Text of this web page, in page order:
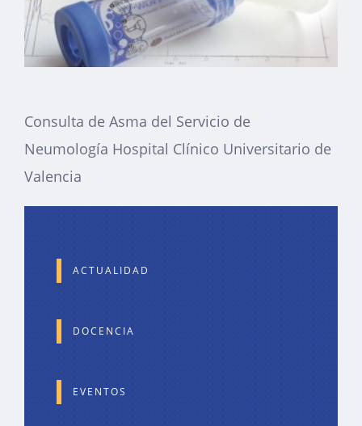
Consulta de Asma del Servicio de
Neumología Hospital Clínico Universitario de
Valencia
ACTUALIDAD
DOCENCIA
EVENTOS